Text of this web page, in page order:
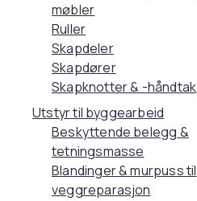
møbler
Ruller
Skapdeler
Skapdører
Skapknotter & -håndtak
Utstyr til byggearbeid
Beskyttende belegg &
tetningsmasse
Blandinger & murpuss til
veggreparasjon